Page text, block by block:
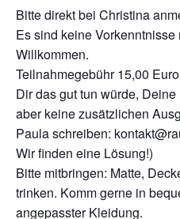
Bitte direkt bei Christina
Es sind keine
Willkommen.
Teilnahmegebühr 15,00
Dir das gut tun würde,
aber keine zusätzlichen
Paula schreiben:
Wir finden eine Lösung!)
Bitte mitbringen: Matte,
trinken. Komm gerne in
angepasster Kleidung.